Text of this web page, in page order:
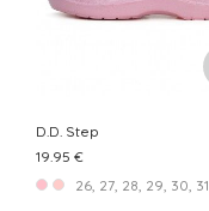
D.D. Step
19.95 €
26, 27, 28, 29, 30, 31